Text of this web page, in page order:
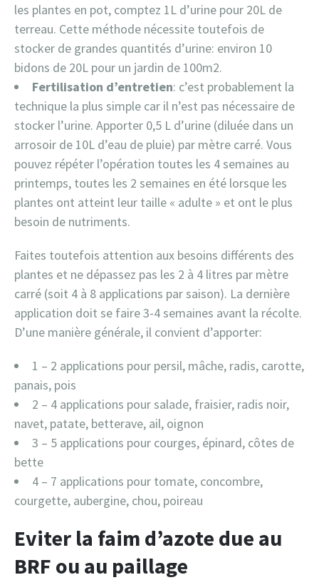
les plantes en pot, comptez 1L d’urine pour 20L de
terreau. Cette méthode nécessite toutefois de
stocker de grandes quantités d’urine: environ 10
bidons de 20L pour un jardin de 100m2.
Fertilisation d’entretien: c’est probablement la
technique la plus simple car il n’est pas nécessaire de
stocker l’urine. Apporter 0,5 L d’urine (diluée dans un
arrosoir de 10L d’eau de pluie) par mètre carré. Vous
pouvez répéter l’opération toutes les 4 semaines au
printemps, toutes les 2 semaines en été lorsque les
plantes ont atteint leur taille « adulte » et ont le plus
besoin de nutriments.
Faites toutefois attention aux besoins différents des
plantes et ne dépassez pas les 2 à 4 litres par mètre
carré (soit 4 à 8 applications par saison). La dernière
application doit se faire 3-4 semaines avant la récolte.
D’une manière générale, il convient d’apporter:
1 – 2 applications pour persil, mâche, radis, carotte,
panais, pois
2 – 4 applications pour salade, fraisier, radis noir,
navet, patate, betterave, ail, oignon
3 – 5 applications pour courges, épinard, côtes de
bette
4 – 7 applications pour tomate, concombre,
courgette, aubergine, chou, poireau
Eviter la faim d’azote due au
BRF ou au paillage